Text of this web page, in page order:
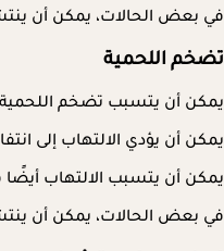
في بعض الحالات، يمكن أن
تضخم اللحمية
يمكن أن يتسبب تضخم
يمكن أن يؤدي الالتهاب إلى
يمكن أن يتسبب الالتهاب
في بعض الحالات، يمكن أن